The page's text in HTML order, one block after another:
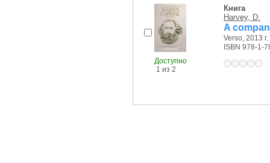
Доступно
1 из 2
Книга
Harvey, D.
A
Verso, 2013 г.
ISBN 978-1-